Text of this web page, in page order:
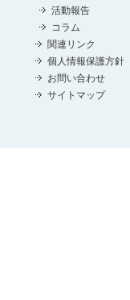
活動報告
コラム
関連リンク
個人情報保護方針
お問い合わせ
サイトマップ